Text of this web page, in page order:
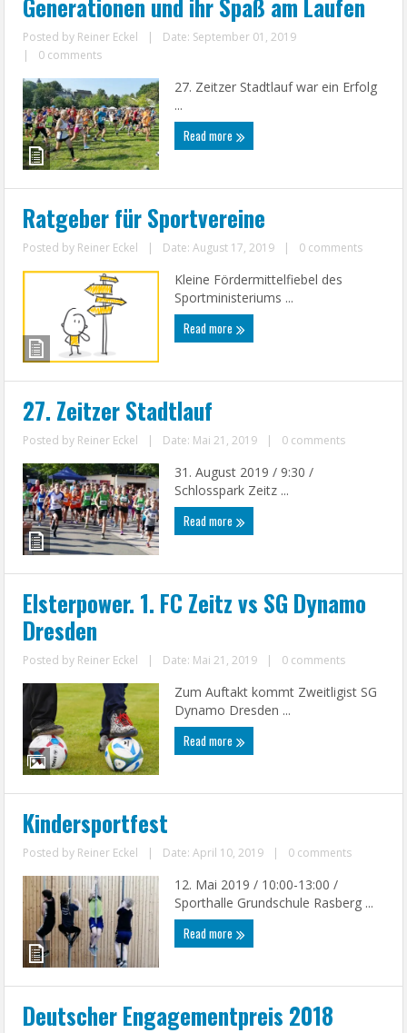
Generationen und ihr Spaß am Laufen
Posted by Reiner Eckel |
Date: September 01, 2019
|
0 comments
27. Zeitzer Stadtlauf war ein Erfolg
...
Read more
Ratgeber für Sportvereine
Posted by Reiner Eckel | Date: August 17, 2019 | 0 comments
Kleine Fördermittelfiebel des
Sportministeriums ...
Read more
27. Zeitzer Stadtlauf
Posted by Reiner Eckel | Date: Mai 21, 2019 | 0 comments
31. August 2019 / 9:30 /
Schlosspark Zeitz ...
Read more
Elsterpower. 1. FC Zeitz vs SG Dynamo
Dresden
Posted by Reiner Eckel | Date: Mai 21, 2019 | 0 comments
Zum Auftakt kommt Zweitligist SG
Dynamo Dresden ...
Read more
Kindersportfest
Posted by Reiner Eckel | Date: April 10, 2019 | 0 comments
12. Mai 2019 / 10:00-13:00 /
Sporthalle Grundschule Rasberg ...
Read more
Deutscher Engagementpreis 2018